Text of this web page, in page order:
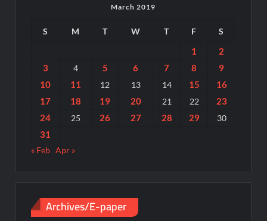
March 2019
S M T W T F S
1
2
3
4 5 6 7 8
9
10
11 12 13 14 15
16
17
18 19 20 21 22
23
24
25 26 27 28 29 30
31
« Feb Apr »
Archives/E-paper